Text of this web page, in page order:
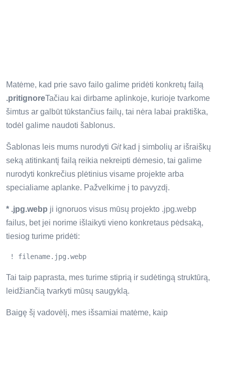
Matėme, kad prie savo failo galime pridėti konkretų failą
.pritignoreTačiau kai dirbame aplinkoje, kurioje tvarkome
šimtus ar galbūt tūkstančius failų, tai nėra labai praktiška,
todėl galime naudoti šablonus.
Šablonas leis mums nurodyti Gitkad į simbolių ar išraiškų
seką atitinkantį failą reikia nekreipti dėmesio, tai galime
nurodyti konkrečius plėtinius visame projekte arba
specialiame aplanke. Pažvelkime į to pavyzdį.
* .jpg.webp ji ignoruos visus mūsų projekto .jpg.webp
failus, bet jei norime išlaikyti vieno konkretaus pėdsaką,
tiesiog turime pridėti:
! filename.jpg.webp
Tai taip paprasta, mes turime stiprią ir sudėtingą struktūrą,
leidžiančią tvarkyti mūsų saugyklą.
Baigę šį vadovėlį, mes išsamiai matėme, kaip